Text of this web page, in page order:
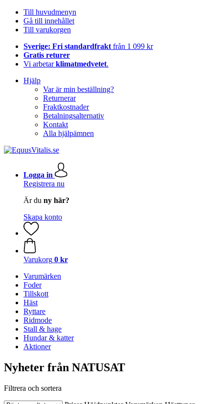
Till huvudmenyn
Gå till innehållet
Till varukorgen
Sverige: Fri standardfrakt från 1 099 kr
Gratis returer
Vi arbetarklimatmedvetet.
Hjälp
Var är min beställning?
Returnerar
Fraktkostnader
Betalningsalternativ
Kontakt
Alla hjälpämnen
Logga in
Registrera nu
Är du ny här?
Skapa konto
Varukorg 0 kr
Varumärken
Foder
Tillskott
Häst
Ryttare
Ridmode
Stall & hage
Hundar & katter
Aktioner
Nyheter från NATUSAT
Filtrera och sortera